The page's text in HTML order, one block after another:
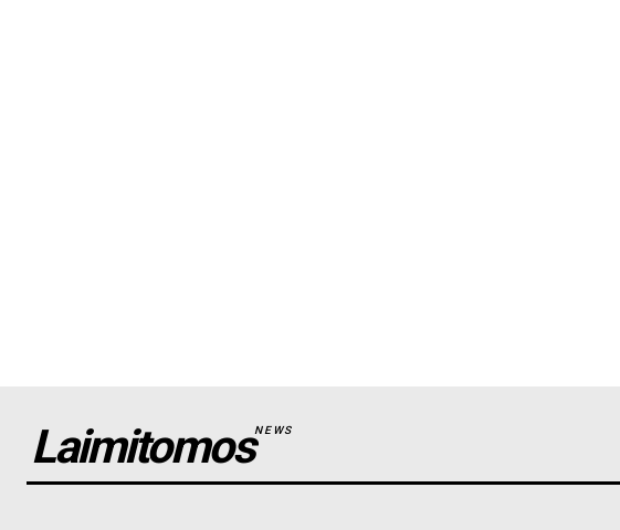
LaimitomosNEWS